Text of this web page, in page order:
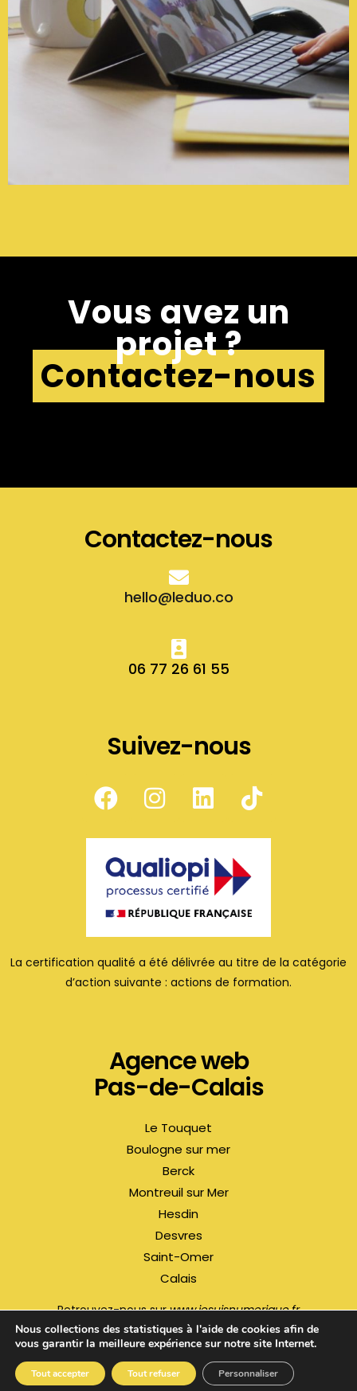
Vous avez un
projet ?
Contactez-nous
Contactez-nous
hello@leduo.co
06 77 26 61 55
Suivez-nous
La certification qualité a été délivrée au titre de la catégorie
d’action suivante : actions de formation.
Agence web
Pas-de-Calais
Le Touquet
Boulogne sur mer
Berck
Montreuil sur Mer
Hesdin
Desvres
Saint-Omer
Calais
Retrouvez-nous surwww.jesuisnumerique.fr
© Copyright 2026 – Le Duo
Nous collections des statistiques à l'aide de cookies afin de
vous garantir la meilleure expérience sur notre site Internet.
Tout accepter Tout refuser Personnaliser